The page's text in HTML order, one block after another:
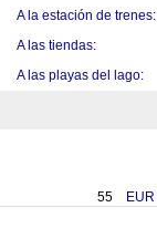
A la estación de trenes:
A las tiendas:
A las playas del lago:
55 EUR